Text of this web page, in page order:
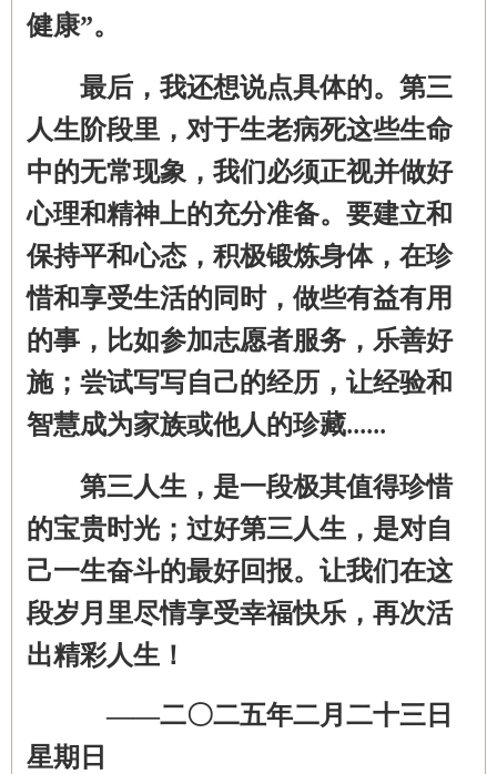
健康”。
最后，我还想说点具体的。第三
人生阶段里 ， 对于生老病死这些生命
中的无常现象，我们必须正视并做好
心理和精神上的充分准备。要建立和
保持平和心态， 积极锻炼身体，在珍
惜和享受生活的同时，做些有益有用
的事，比如参加志愿者服务，乐善好
施； 尝试写写自己的经历， 让经验和
智慧成为家族或他人的珍藏......
第三人生，是一段极其值得珍惜
的宝贵时光； 过好第三人生 ， 是对自
己一生奋斗的最好回报。 让我们在这
段岁月里尽情享受幸福快乐， 再次活
出精彩人生！
——二〇二五年二月二十三日
星期日